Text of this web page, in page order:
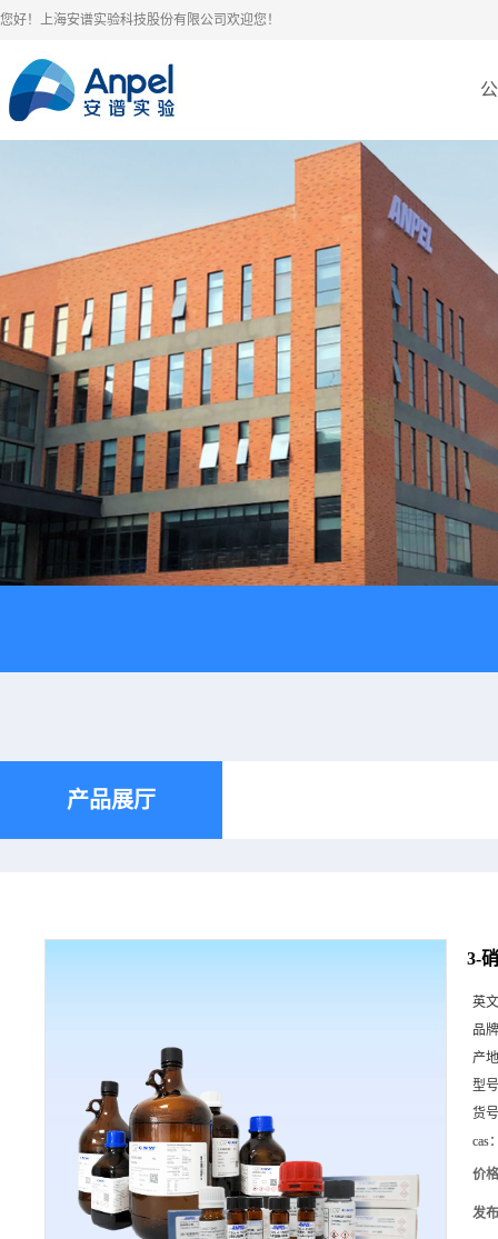
您好！上海安谱实验科技股份有限公司欢迎您！
产品展厅
3-
英
品
产
型
货
cas
价
发